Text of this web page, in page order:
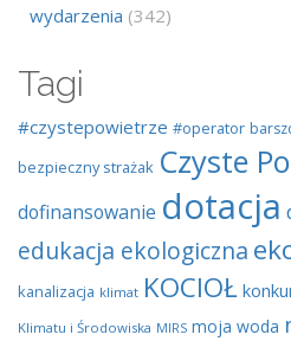
wydarzenia (342)
Tagi
#czystepowietrze #operator
bezpieczny strażak Czyste
dofinansowanie dotacja
edukacja ekologiczna
kanalizacja klimat KOCIOŁ
Klimatu i Środowiska MIRS moja woda